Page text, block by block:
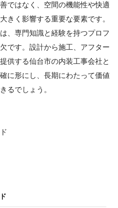
ではなく、空間の機能性や快適
きく影響する重要な要素です。
、専門知識と経験を持つプロフ
です。設計から施工、アフター
供する仙台市の内装工事会社と
に形にし、長期にわたって価値
るでしょう。